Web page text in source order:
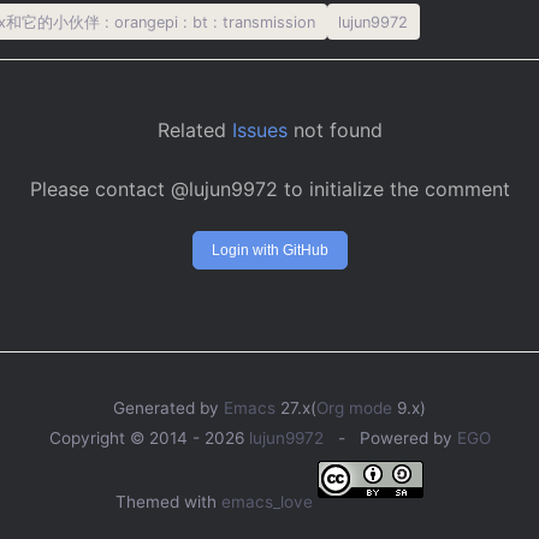
和它的小伙伴 : orangepi : bt : transmission lujun9972
Related Issuesnot found
Please contact @lujun9972 to initialize the comment
Login with GitHub
Generated by Emacs 27.x(Org mode 9.x)
Copyright © 2014 - 2026 lujun9972 - Powered by EGO
Themed with emacs_love